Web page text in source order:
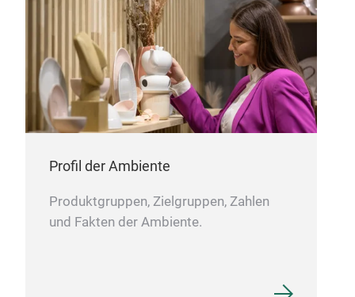
Profil der Ambiente
Produktgruppen, Zielgruppen, Zahlen
und Fakten der Ambiente.